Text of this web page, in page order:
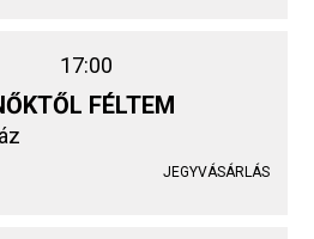
17:00
FÉLTEM
JEGYVÁSÁRLÁS